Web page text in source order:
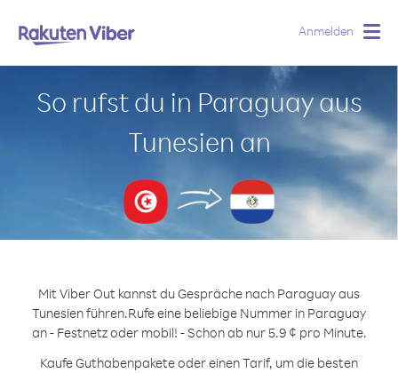
Anmelden
So rufst du in Paraguay aus
Tunesien an
Mit Viber Out kannst du Gespräche nach Paraguay aus
Tunesien führen.Rufe eine beliebige Nummer in Paraguay
an - Festnetz oder mobil! - Schon ab nur 5.9 ¢ pro Minute.
Kaufe Guthabenpakete oder einen Tarif, um die besten